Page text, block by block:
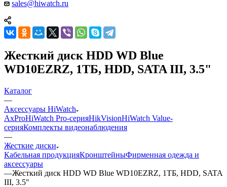
sales@hiwatch.ru
Жесткий диск HDD WD Blue
WD10EZRZ, 1ТБ, HDD, SATA III, 3.5"
Каталог
—
Аксессуары HiWatch
AxProHiWatch Pro-серияHikVisionHiWatch Value-
серияКомплекты видеонаблюдения
—
Жесткие диски
Кабельная продукцияКронштейныФирменная одежда и
аксессуары
—Жесткий диск HDD WD Blue WD10EZRZ, 1ТБ, HDD, SATA
III, 3.5"